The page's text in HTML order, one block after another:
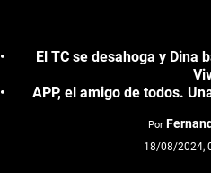
El TC se desahoga y Dina
APP, el amigo de todos.
Por
18/08/2024,